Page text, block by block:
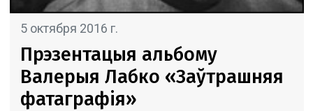
5 октября 2016 г.
Прэзентацыя альбому
Валерыя Лабко «Заўтрашняя
фатаграфія»